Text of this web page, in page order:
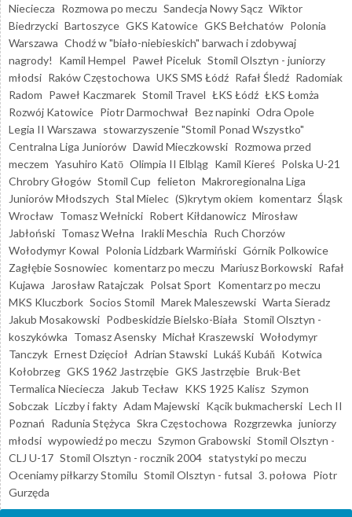
Nieciecza Rozmowa po meczu Sandecja Nowy Sącz Wiktor
Biedrzycki Bartoszyce GKS Katowice GKS Bełchatów Polonia
Warszawa Chodź w "biało-niebieskich" barwach i zdobywaj
nagrody!
Kamil Hempel Paweł Piceluk Stomil Olsztyn - juniorzy
młodsi Raków Częstochowa UKS SMS Łódź Rafał Śledź Radomiak
Radom Paweł Kaczmarek Stomil Travel ŁKS Łódź ŁKS Łomża
Rozwój Katowice Piotr Darmochwał Bez napinki Odra Opole
Legia II Warszawa stowarzyszenie "Stomil Ponad Wszystko"
Centralna Liga Juniorów Dawid Mieczkowski Rozmowa przed
meczem Yasuhiro Katō Olimpia II Elbląg Kamil Kiereś Polska U-21
Chrobry Głogów Stomil Cup felieton Makroregionalna Liga
Juniorów Młodszych Stal Mielec (S)krytym okiem komentarz Śląsk
Wrocław Tomasz Wełnicki Robert Kiłdanowicz Mirosław
Jabłoński Tomasz Wełna Irakli Meschia Ruch Chorzów
Wołodymyr Kowal Polonia Lidzbark Warmiński Górnik Polkowice
Zagłębie Sosnowiec komentarz po meczu Mariusz Borkowski Rafał
Kujawa
Jarosław Ratajczak Polsat Sport Komentarz po meczu
MKS Kluczbork Socios Stomil Marek Maleszewski Warta Sieradz
Jakub Mosakowski Podbeskidzie Bielsko-Biała Stomil Olsztyn -
koszykówka Tomasz Asensky Michał Kraszewski Wołodymyr
Tanczyk Ernest Dzięcioł Adrian Stawski Lukáš Kubáň Kotwica
Kołobrzeg GKS 1962 Jastrzębie GKS Jastrzębie Bruk-Bet
Termalica Nieciecza
Jakub Tecław KKS 1925 Kalisz Szymon
Sobczak Liczby i fakty Adam Majewski Kącik bukmacherski Lech II
Poznań Radunia Stężyca Skra Częstochowa Rozgrzewka juniorzy
młodsi wypowiedź po meczu Szymon Grabowski Stomil Olsztyn -
CLJ U-17 Stomil Olsztyn - rocznik 2004 statystyki po meczu
Oceniamy piłkarzy Stomilu Stomil Olsztyn - futsal 3. połowa Piotr
Gurzęda